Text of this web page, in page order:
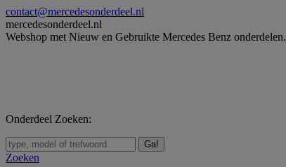
Skip
to
content
contact@mercedesonderdeel.nl
mercedesonderdeel.nl
Webshop met Nieuw en Gebruikte Mercedes Benz onderdelen.
Onderdeel Zoeken:
Zoeken:
Zoeken